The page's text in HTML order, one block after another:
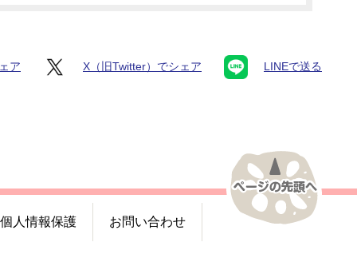
ア X（旧Twitter）でシェア LINEで送る
個人情報保護 お問い合わせ